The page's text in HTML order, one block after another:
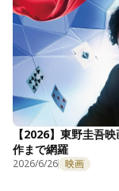
【2026】東野圭吾
作まで網羅
2026/6/26 映画